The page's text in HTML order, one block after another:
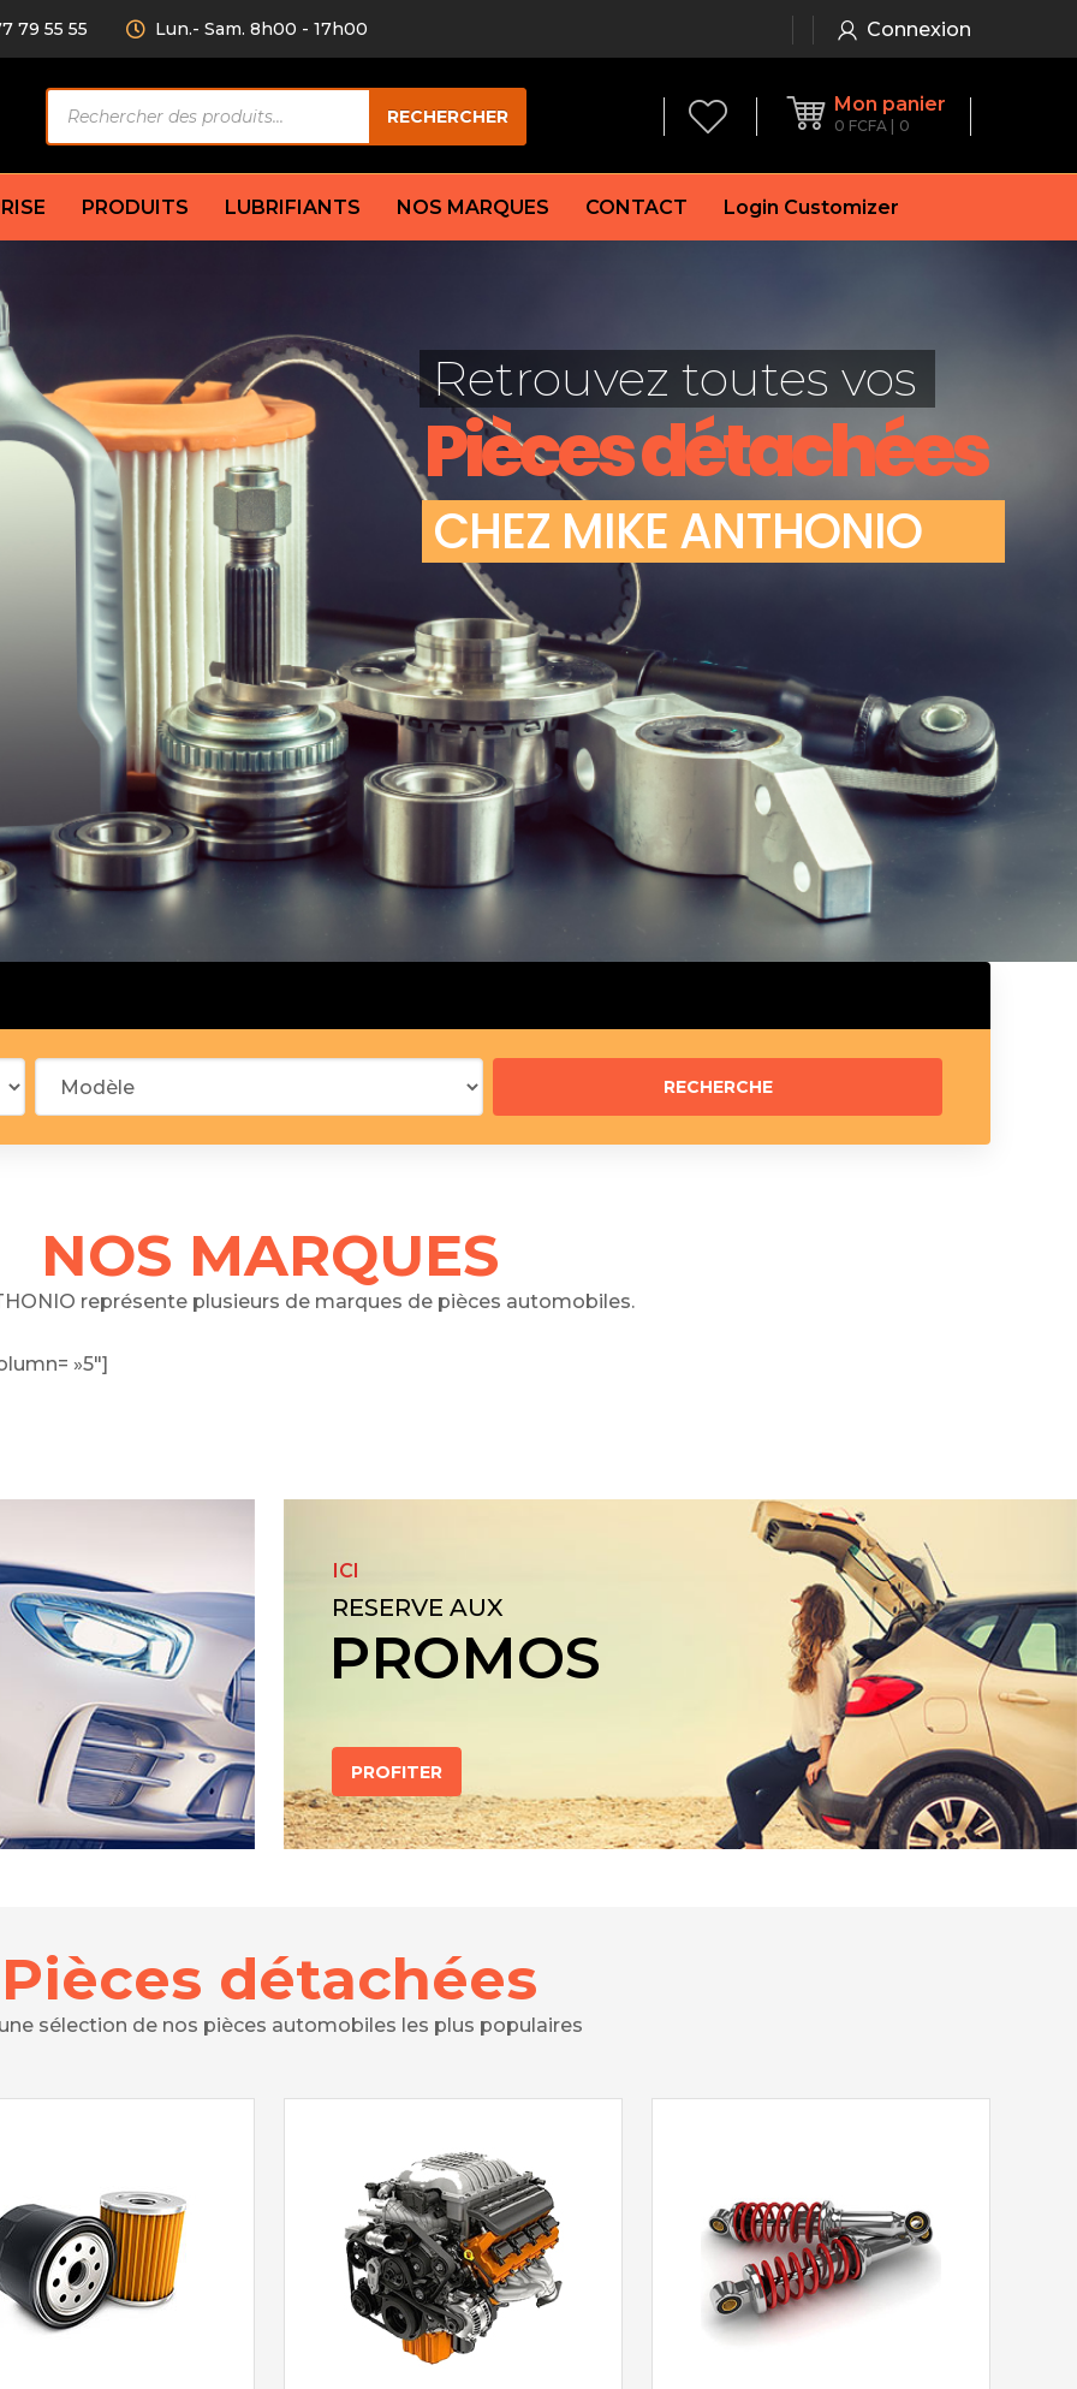
79 55 55 Lun.- Sam. 8h00 - 17h00 Connexion
de
produits
RECHERCHER
Mon panier
0 FCFA 0
AV/AR
amortisseur
Compresseur
Condenseur
Électrovanne
Évaporateur
Mano
Thermostat d’eau
Sonde de température
Garniture
Flexible de frein
Huile de frein
Mâchoires de frein
Jeu de plaquettes de frein
Démarreur
Feu arrière
principal
fusée
distribution
Débitmètre d’aire
Filtre à aire
Filtre à essence
Filtre à huile
Filtre à gasoil
Silencieux arrière
Silencieux central
Butée élastique de silencieux
Raccord de tuyau d’échappement
PRODUITS LUBRIFIANTS NOS MARQUES CONTACT Login Customizer
Pièces détachées
CHEZ MIKEANTHONIO
Retrouvez toutes vos
NOS MARQUES
représente plusieurs de marques de pièces automobiles.
»5″]
ICI
RESERVE AUX
PROMOS
PROFITER
Pièces détachées
sélection de nos pièces automobiles les plus populaires